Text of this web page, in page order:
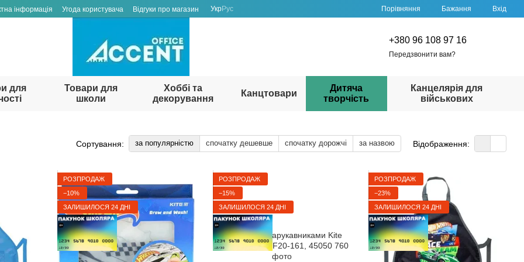
інформація Угода користувача Відгуки про магазин УкрРус Порівняння Бажання Вхід
+380 96 108 97 16
Передзвонити вам?
для
Товари для
школи
Хоббі та
декорування
Канцтовари
Дитяча
творчість
Канцелярія для
військових
Сортування: за популярністю спочатку дешевше спочатку дорожчі за назвою Відображення:
РОЗПРОДАЖ
−10%
ЗАЛИШИЛОСЯ 24 ДНІ
РОЗПРОДАЖ
−15%
ЗАЛИШИЛОСЯ 24 ДНІ
РОЗПРОДАЖ
−23%
ЗАЛИШИЛОСЯ 24 ДНІ